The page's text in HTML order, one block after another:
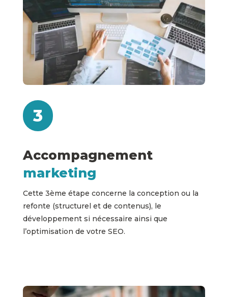
3
Accompagnement
marketing
Cette 3ème étape concerne la conception ou la
refonte (structurel et de contenus), le
développement si nécessaire ainsi que
l’optimisation de votre SEO.